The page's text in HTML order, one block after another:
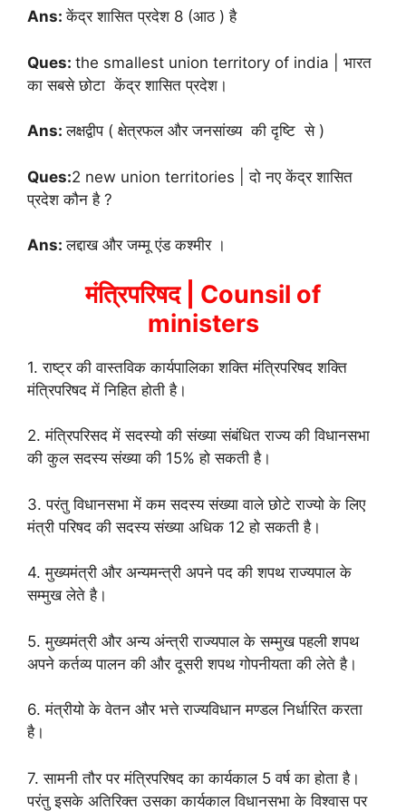
Ans:केंद्र शासित प्रदेश 8 (आठ ) है
Ques: the smallest union territory of india | भारत
का सबसे छोटाकेंद्र शासित प्रदेश।
Ans:लक्षद्वीप ( क्षेत्रफल और जनसांख्य की दृष्टि से )
Ques:2 new union territories | दो नएकेंद्र शासित
प्रदेश कौन है ?
Ans:लद्दाख और जम्मू एंड कश्मीर ।
मंत्रिपरिषद | Counsil of
ministers
1. राष्ट्र की वास्तविक कार्यपालिका शक्ति मंत्रिपरिषद शक्ति
मंत्रिपरिषद में निहित होती है।
2. मंत्रिपरिसद में सदस्यो की संख्या संबंधित राज्य की विधानसभा
की कुल सदस्य संख्या की 15% हो सकती है।
3. परंतु विधानसभा में कम सदस्य संख्या वाले छोटे राज्यो के लिए
मंत्री परिषद की सदस्य संख्या अधिक 12 हो सकती है।
4. मुख्यमंत्री और अन्यमन्त्री अपने पद की शपथ राज्यपाल के
सम्मुख लेते है।
5. मुख्यमंत्री और अन्य अंन्त्री राज्यपाल के सम्मुख पहली शपथ
अपने कर्तव्य पालन की और दूसरी शपथ गोपनीयता की लेते है।
6. मंत्रीयो के वेतन और भत्ते राज्यविधान मण्डल निर्धारित करता
है।
7. सामनी तौर पर मंत्रिपरिषद का कार्यकाल 5 वर्ष का होता है।
परंतु इसके अतिरिक्त उसका कार्यकाल विधानसभा के विश्वास पर